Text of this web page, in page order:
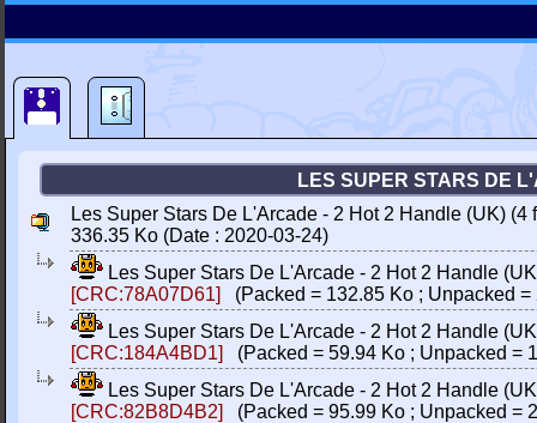
LES SUPER STARS DE
Les Super Stars De L'Arcade - 2 Hot 2 Handle (UK)
336.35 Ko (Date : 2020-03-24)
Les Super Stars De L'Arcade - 2 Hot 2 Handle
[CRC:78A07D61]
(Packed = 132.85 Ko ; Unpacked =
Les Super Stars De L'Arcade - 2 Hot 2 Handle
[CRC:184A4BD1]
(Packed = 59.94 Ko ; Unpacked =
Les Super Stars De L'Arcade - 2 Hot 2 Handle
[CRC:82B8D4B2]
(Packed = 95.99 Ko ; Unpacked =